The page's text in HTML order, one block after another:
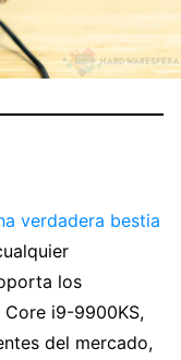
verdadera bestia
los
i9-9900KS,
del mercado,